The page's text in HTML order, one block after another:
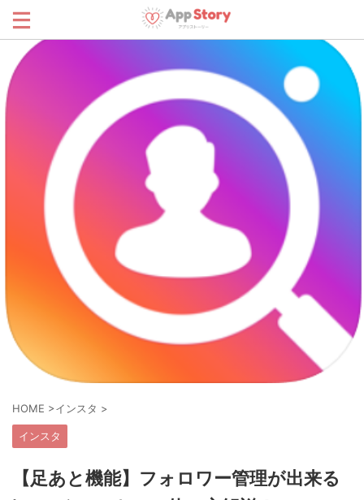
HOME >インスタ >
インスタ
【足あと機能】フォロワー管理が出来る